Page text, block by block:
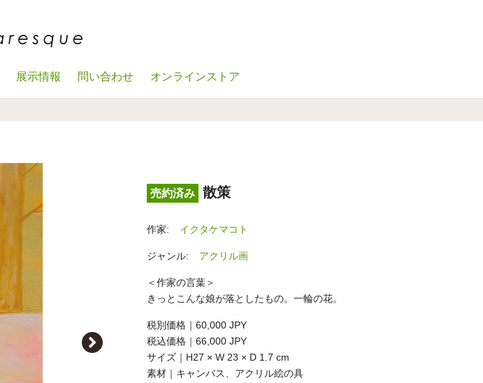
展示情報 問い合わせ オンラインストア
売約済み 散策
作家: イクタケマコト
ジャンル: アクリル画
＜作家の言葉＞
きっとこんな娘が落としたもの。一輪の花。
税別価格｜60,000 JPY
税込価格｜66,000 JPY
サイズ｜H27 × W 23 × D 1.7 cm
素材｜キャンバス、アクリル絵の具